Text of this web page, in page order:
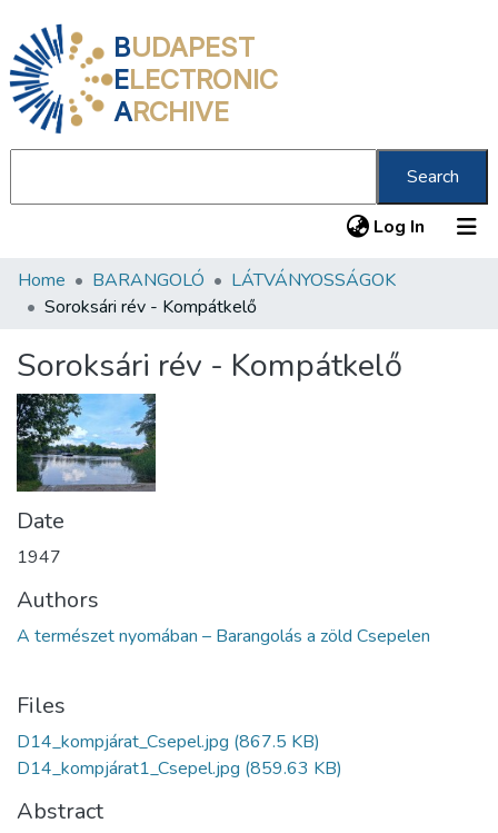
BUDAPEST
ELECTRONIC
ARCHIVE
Search
Log In (current)
Communities & Collections
Statistics
About us
Home BARANGOLÓ
LÁTVÁNYOSSÁGOK
Soroksári rév - Kompátkelő
Soroksári rév - Kompátkelő
Date
1947
Authors
A természet nyomában – Barangolás a zöld Csepelen
Files
D14_kompjárat_Csepel.jpg (867.5 KB)
D14_kompjárat1_Csepel.jpg (859.63 KB)
Abstract